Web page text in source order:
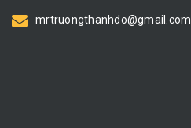
mrtruongthanhdo@gmail.com